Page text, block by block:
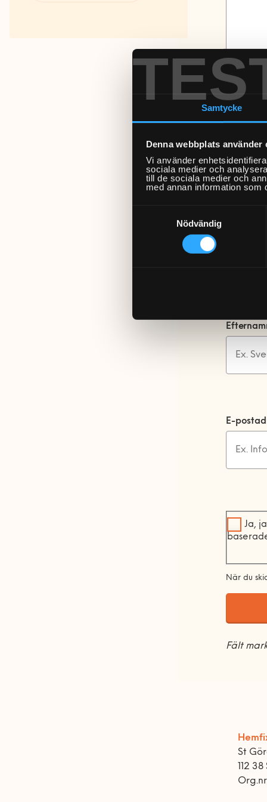
Samtycke
Denna webbplats använder
Vi använder
sociala medier och
till de sociala medier och
med annan information som
Nödvändig
E-
Ja,
När du
Fält
St
112